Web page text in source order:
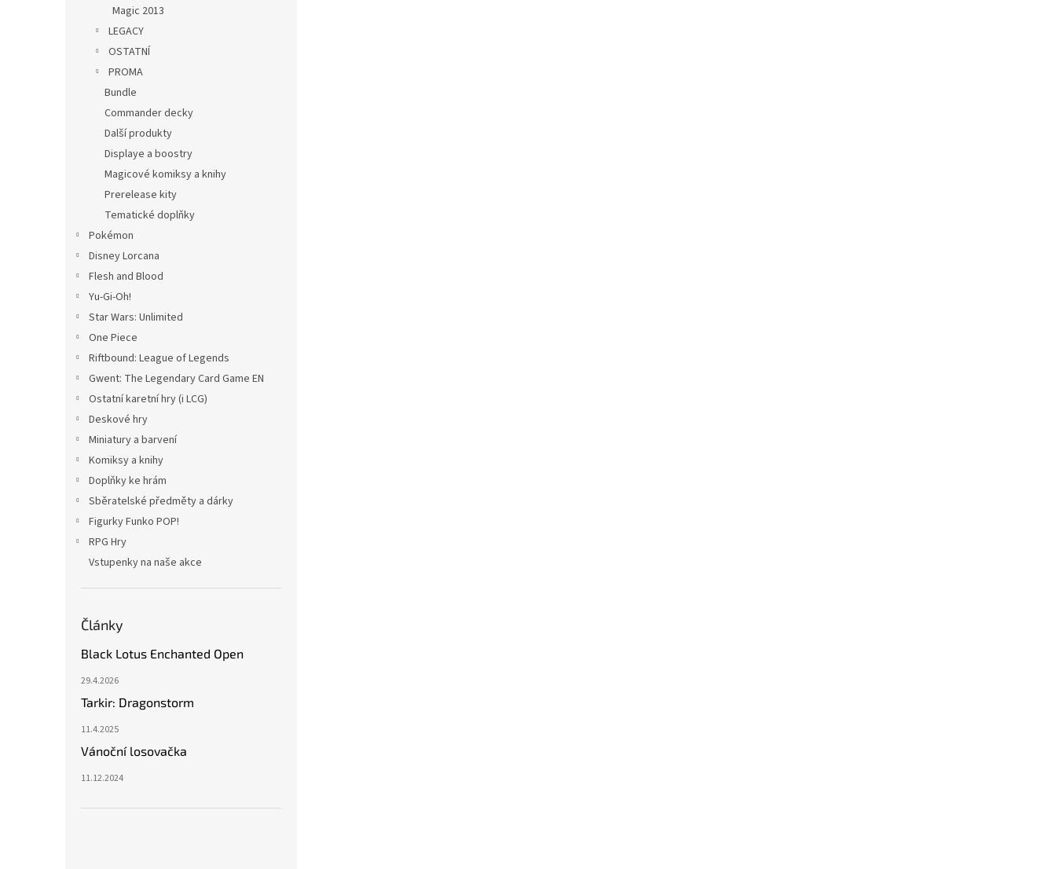
Magic 2013
LEGACY
OSTATNÍ
PROMA
Bundle
Commander decky
Další produkty
Displaye a boostry
Magicové komiksy a knihy
Prerelease kity
Tematické doplňky
Pokémon
Disney Lorcana
Flesh and Blood
Yu-Gi-Oh!
Star Wars: Unlimited
One Piece
Riftbound: League of Legends
Gwent: The Legendary Card Game EN
Ostatní karetní hry (i LCG)
Deskové hry
Miniatury a barvení
Komiksy a knihy
Doplňky ke hrám
Sběratelské předměty a dárky
Figurky Funko POP!
RPG Hry
Vstupenky na naše akce
Články
Black Lotus Enchanted Open
29.4.2026
Tarkir: Dragonstorm
11.4.2025
Vánoční losovačka
11.12.2024